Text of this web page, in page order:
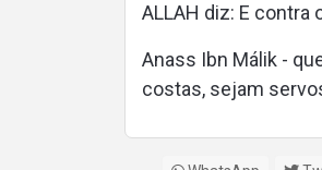
Languages
ALLAH diz: E contra
Anass Ibn Málik -
costas, sejam